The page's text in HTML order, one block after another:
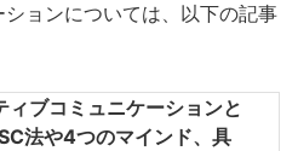
ョンについては、以下の記事
ィブコミュニケーションと
法や4つのマインド、具